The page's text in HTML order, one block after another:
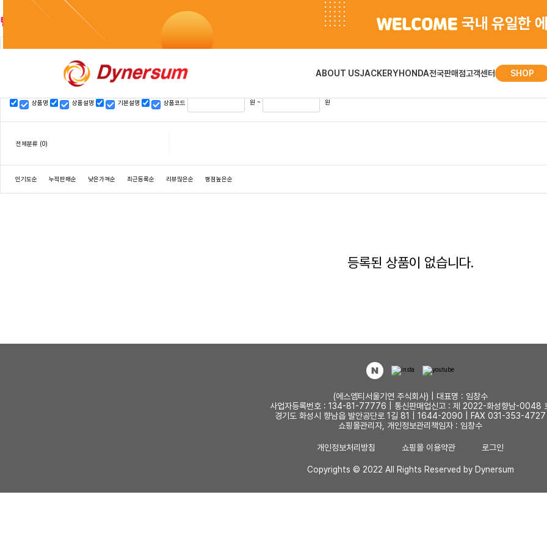
ABOUT USJACKERYHONDA전국판매점고객센터 SHOP
텔레@UPCOIN24✺✺리플모든코인현금화트론리플전송대행 검색 결과
상품명 상품설명 기본설명 상품코드 원 ~ 원
전체분류 (0)
인기도순 누적판매순 낮은가격순 최근등록순 리뷰많은순 평점높은순
등록된 상품이 없습니다.
(에스엠티서울기연 주식회사) | 대표명 : 임창수
사업자등록번호 : 134-81-77776 | 통신판매업신고 : 제 2022-화성향남-0048
경기도 화성시 향남읍 발안공단로 1길 81 | 1644-2090 | FAX 031-353-4727
쇼핑몰관리자, 개인정보관리책임자 : 임창수
개인정보처리방침 쇼핑몰 이용약관 로그인
Copyrights © 2022 All Rights Reserved by Dynersum